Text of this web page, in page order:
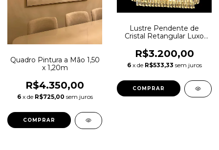
Quadro Pintura a Mão 1,50
x 1,20m
R$4.350,00
6 x de R$725,00 sem juros
Lustre Pendente de
Cristal Retangular Luxo
R$3.200,00
6 x de R$533,33 sem juros